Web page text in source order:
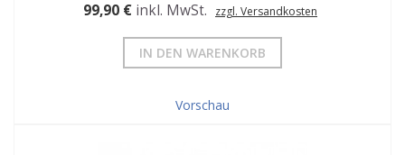
99,90 € inkl. MwSt. zzgl. Versandkosten
IN DEN WARENKORB
Vorschau